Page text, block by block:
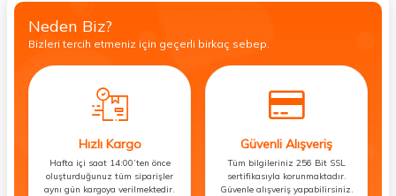
Neden Biz?
Bizleri tercih etmeniz için geçerli birkaç sebep.
Hızlı Kargo
Hafta içi saat 14:00’ten önce
oluşturduğunuz tüm siparişler
aynı gün kargoya verilmektedir.
Güvenli Alışveriş
Tüm bilgileriniz 256 Bit SSL
sertifikasıyla korunmaktadır.
Güvenle alışveriş yapabilirsiniz.